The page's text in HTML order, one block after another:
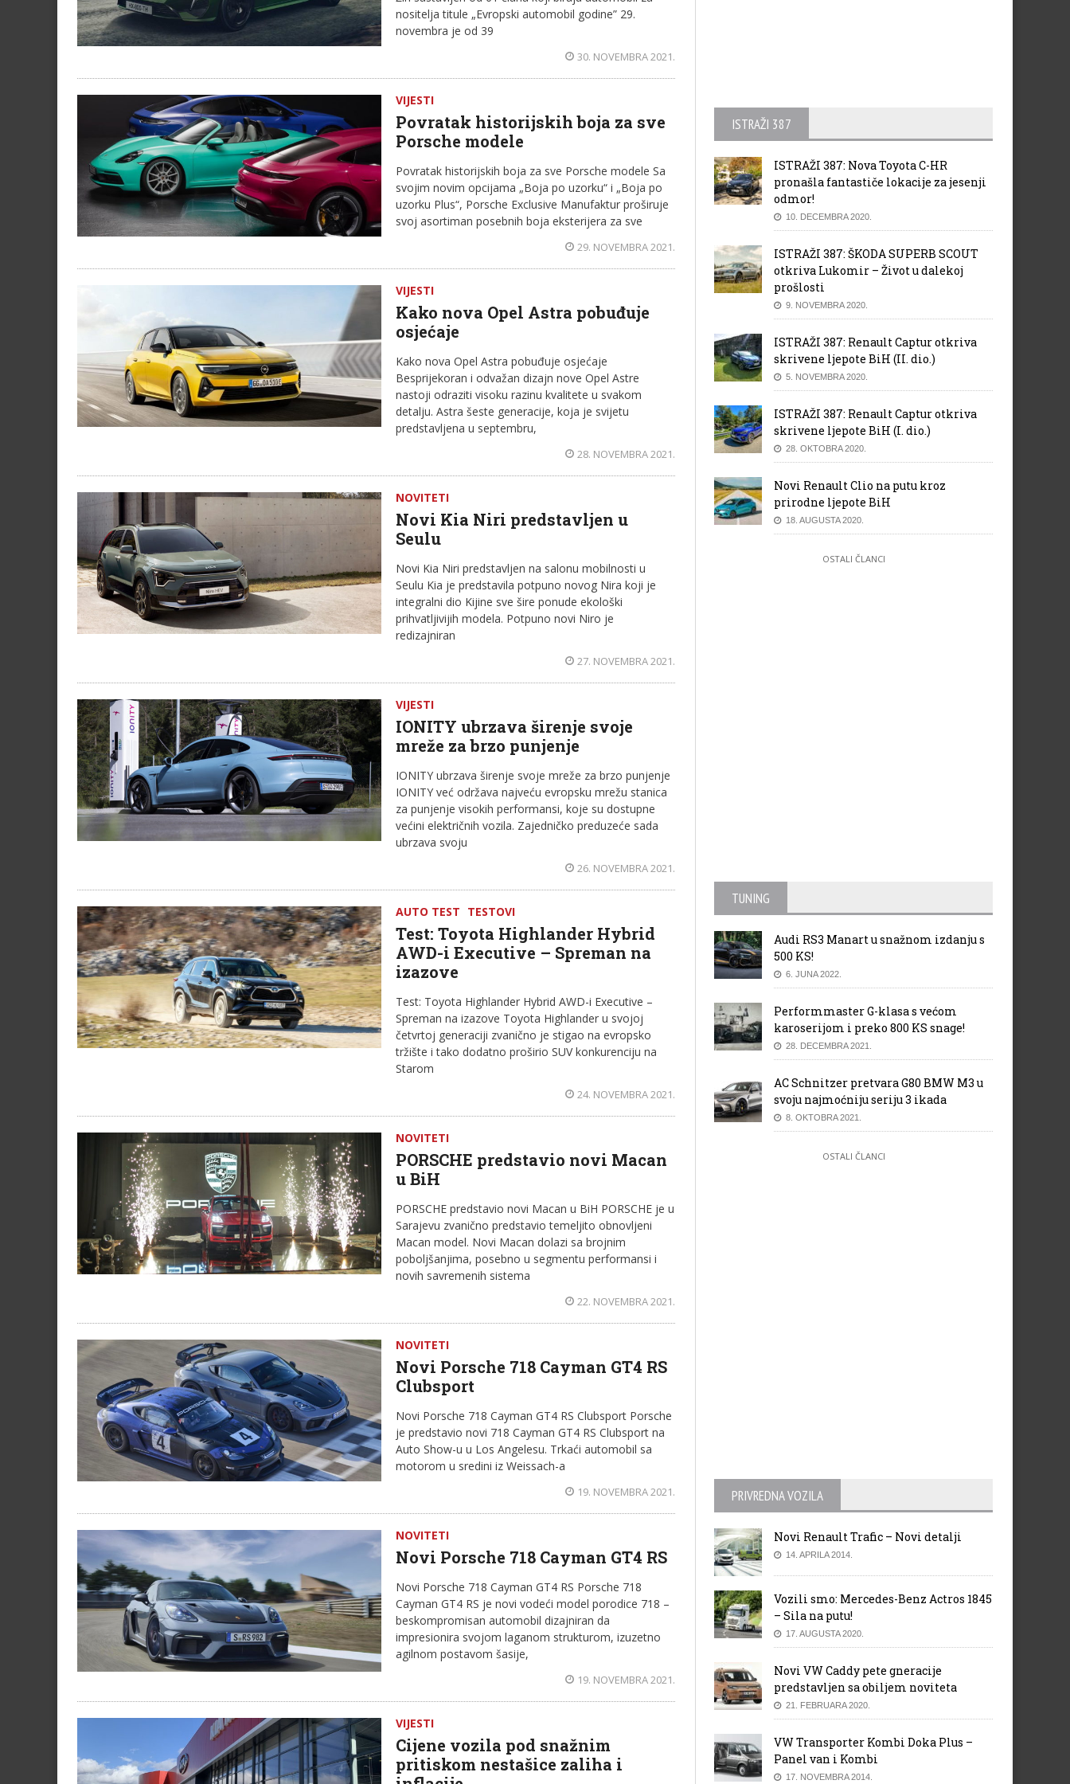
nositelja titule „Evropski automobil godine” 29.
novembra je od 39
30. NOVEMBRA 2021.
VIJESTI
Povratak historijskih boja za sve
Porsche modele
Povratak historijskih boja za sve Porsche modele Sa
svojim novim opcijama „Boja po uzorku“ i „Boja po
uzorku Plus“, Porsche Exclusive Manufaktur proširuje
svoj asortiman posebnih boja eksterijera za sve
29. NOVEMBRA 2021.
VIJESTI
Kako nova Opel Astra pobuđuje
osjećaje
Kako nova Opel Astra pobuđuje osjećaje
Besprijekoran i odvažan dizajn nove Opel Astre
nastoji odraziti visoku razinu kvalitete u svakom
detalju. Astra šeste generacije, koja je svijetu
predstavljena u septembru,
28. NOVEMBRA 2021.
NOVITETI
Novi Kia Niri predstavljen u
Seulu
Novi Kia Niri predstavljen na salonu mobilnosti u
Seulu Kia je predstavila potpuno novog Nira koji je
integralni dio Kijine sve šire ponude ekološki
prihvatljivijih modela. Potpuno novi Niro je
redizajniran
27. NOVEMBRA 2021.
VIJESTI
IONITY ubrzava širenje svoje
mreže za brzo punjenje
IONITY ubrzava širenje svoje mreže za brzo punjenje
IONITY već održava najveću evropsku mrežu stanica
za punjenje visokih performansi, koje su dostupne
većini električnih vozila. Zajedničko preduzeće sada
ubrzava svoju
26. NOVEMBRA 2021.
AUTO TEST TESTOVI
Test: Toyota Highlander Hybrid
AWD-i Executive – Spreman na
izazove
Test: Toyota Highlander Hybrid AWD-i Executive –
Spreman na izazove Toyota Highlander u svojoj
četvrtoj generaciji zvanično je stigao na evropsko
tržište i tako dodatno proširio SUV konkurenciju na
Starom
24. NOVEMBRA 2021.
NOVITETI
PORSCHE predstavio novi Macan
u BiH
PORSCHE predstavio novi Macan u BiH PORSCHE je u
Sarajevu zvanično predstavio temeljito obnovljeni
Macan model. Novi Macan dolazi sa brojnim
poboljšanjima, posebno u segmentu performansi i
novih savremenih sistema
22. NOVEMBRA 2021.
NOVITETI
Novi Porsche 718 Cayman GT4 RS
Clubsport
Novi Porsche 718 Cayman GT4 RS Clubsport Porsche
je predstavio novi 718 Cayman GT4 RS Clubsport na
Auto Show-u u Los Angelesu. Trkaći automobil sa
motorom u sredini iz Weissach-a
19. NOVEMBRA 2021.
NOVITETI
Novi Porsche 718 Cayman GT4 RS
Novi Porsche 718 Cayman GT4 RS Porsche 718
Cayman GT4 RS je novi vodeći model porodice 718 –
beskompromisan automobil dizajniran da
impresionira svojom laganom strukturom, izuzetno
agilnom postavom šasije,
19. NOVEMBRA 2021.
VIJESTI
Cijene vozila pod snažnim
pritiskom nestašice zaliha i
ISTRAŽI 387
ISTRAŽI 387: Nova Toyota C-HR
pronašla fantastiče lokacije za jesenji
odmor!
10. DECEMBRA 2020.
ISTRAŽI 387: ŠKODA SUPERB SCOUT
otkriva Lukomir – Život u dalekoj
prošlosti
9. NOVEMBRA 2020.
ISTRAŽI 387: Renault Captur otkriva
skrivene ljepote BiH (II. dio.)
5. NOVEMBRA 2020.
ISTRAŽI 387: Renault Captur otkriva
skrivene ljepote BiH (I. dio.)
28. OKTOBRA 2020.
Novi Renault Clio na putu kroz
prirodne ljepote BiH
18. AUGUSTA 2020.
OSTALI ČLANCI
TUNING
Audi RS3 Manart u snažnom izdanju s
500 KS!
6. JUNA 2022.
Performmaster G-klasa s većom
karoserijom i preko 800 KS snage!
28. DECEMBRA 2021.
AC Schnitzer pretvara G80 BMW M3 u
svoju najmoćniju seriju 3 ikada
8. OKTOBRA 2021.
OSTALI ČLANCI
PRIVREDNA VOZILA
Novi Renault Trafic – Novi detalji
14. APRILA 2014.
Vozili smo: Mercedes-Benz Actros 1845
– Sila na putu!
17. AUGUSTA 2020.
Novi VW Caddy pete gneracije
predstavljen sa obiljem noviteta
21. FEBRUARA 2020.
VW Transporter Kombi Doka Plus –
Panel van i Kombi
17. NOVEMBRA 2014.